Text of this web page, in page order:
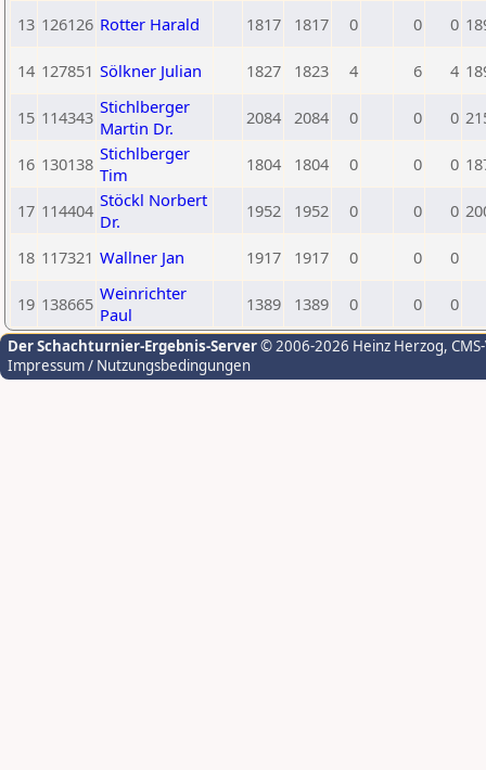
13 126126 Rotter Harald 1817 1817 0 0 0
14 127851 Sölkner Julian 1827 1823 4 6 4
15 114343 Stichlberger
Martin Dr.
2084 2084 0 0 0
16 130138 Stichlberger
Tim
1804 1804 0 0 0
17 114404 Stöckl Norbert
Dr.
1952 1952 0 0 0
18 117321 Wallner Jan 1917 1917 0 0 0
19 138665 Weinrichter
Paul
1389 1389 0 0 0
Der Schachturnier-Ergebnis-Server© 2006-2026 Heinz Herzog,
Impressum / Nutzungsbedingungen